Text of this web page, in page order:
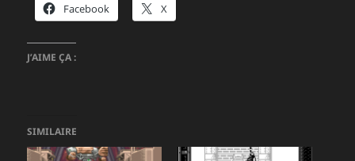
Facebook X
J’AIME ÇA :
SIMILAIRE